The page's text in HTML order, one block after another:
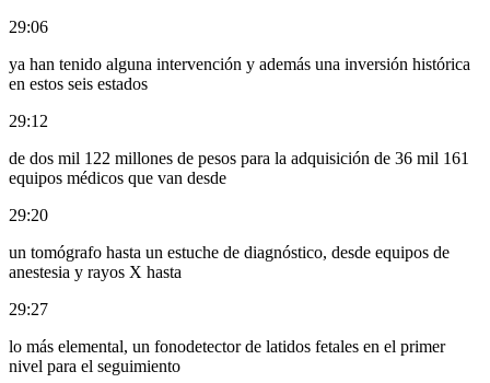
29:06
ya han tenido alguna intervención y además una inversión histórica
en estos seis estados
29:12
de dos mil 122 millones de pesos para la adquisición de 36 mil 161
equipos médicos que van desde
29:20
un tomógrafo hasta un estuche de diagnóstico, desde equipos de
anestesia y rayos X hasta
29:27
lo más elemental, un fonodetector de latidos fetales en el primer
nivel para el seguimiento